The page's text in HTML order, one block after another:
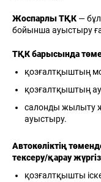
Жоспарлы ТҚК —
бойынша ауыстыру
ТҚК барысында
қозғалтқыштың
қозғалтқыштың
салонды жылыту
ауыстыру.
Автокөліктің
тексеру/қарау
қозғалтқышты